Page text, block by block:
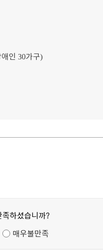
인 30가구)
하셨습니까?
매우불만족